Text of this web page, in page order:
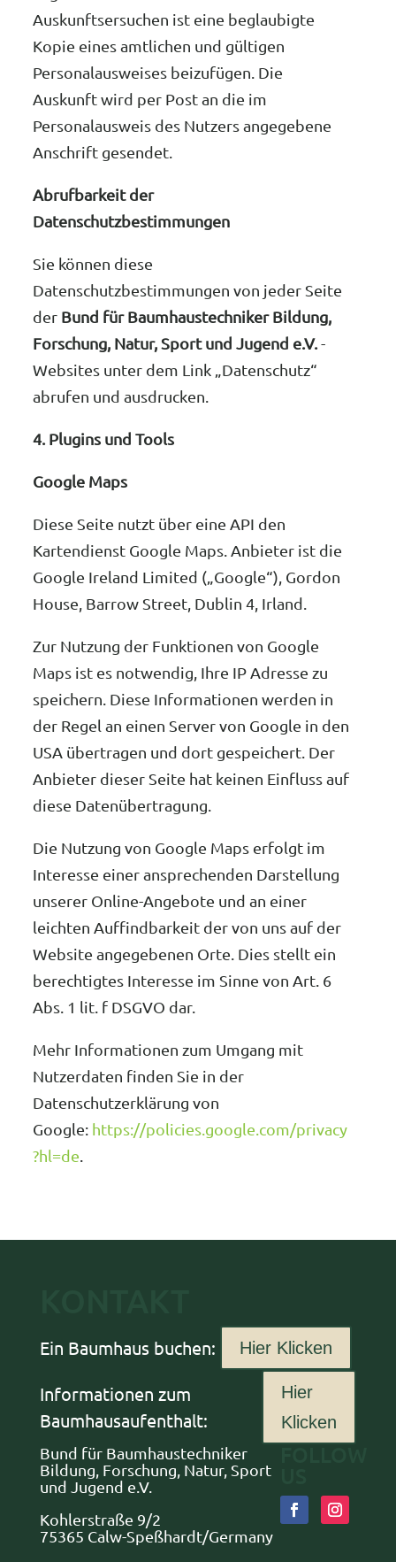
Auskunftsersuchen ist eine beglaubigte
Kopie eines amtlichen und gültigen
Personalausweises beizufügen. Die
Auskunft wird per Post an die im
Personalausweis des Nutzers angegebene
Anschrift gesendet.
Abrufbarkeit der
Datenschutzbestimmungen
Sie können diese
Datenschutzbestimmungen von jeder Seite
der Bund für Baumhaustechniker Bildung,
Forschung, Natur, Sport und Jugend e.V.-
Websites unter dem Link „Datenschutz“
abrufen und ausdrucken.
4. Plugins und Tools
Google Maps
Diese Seite nutzt über eine API den
Kartendienst Google Maps. Anbieter ist die
Google Ireland Limited („Google“), Gordon
House, Barrow Street, Dublin 4, Irland.
Zur Nutzung der Funktionen von Google
Maps ist es notwendig, Ihre IP Adresse zu
speichern. Diese Informationen werden in
der Regel an einen Server von Google in den
USA übertragen und dort gespeichert. Der
Anbieter dieser Seite hat keinen Einfluss auf
diese Datenübertragung.
Die Nutzung von Google Maps erfolgt im
Interesse einer ansprechenden Darstellung
unserer Online-Angebote und an einer
leichten Auffindbarkeit der von uns auf der
Website angegebenen Orte. Dies stellt ein
berechtigtes Interesse im Sinne von Art. 6
Abs. 1 lit. f DSGVO dar.
Mehr Informationen zum Umgang mit
Nutzerdaten finden Sie in der
Datenschutzerklärung von
Google: https://policies.google.com/privacy
?hl=de
Ein Baumhaus buchen: Hier Klicken
Informationen zum
Baumhausaufenthalt:
Hier
Klicken
Bund für Baumhaustechniker
Bildung, Forschung, Natur, Sport
und Jugend e.V.
Kohlerstraße 9/2
75365 Calw-Speßhardt/Germany